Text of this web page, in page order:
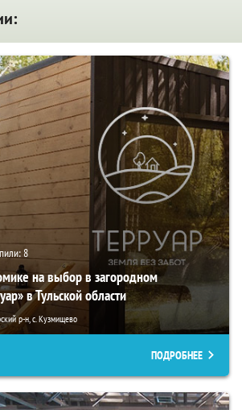
8
на выбор в загородном
в Тульской области
р-н, с. Кузмищево
ПОДРОБНЕЕ